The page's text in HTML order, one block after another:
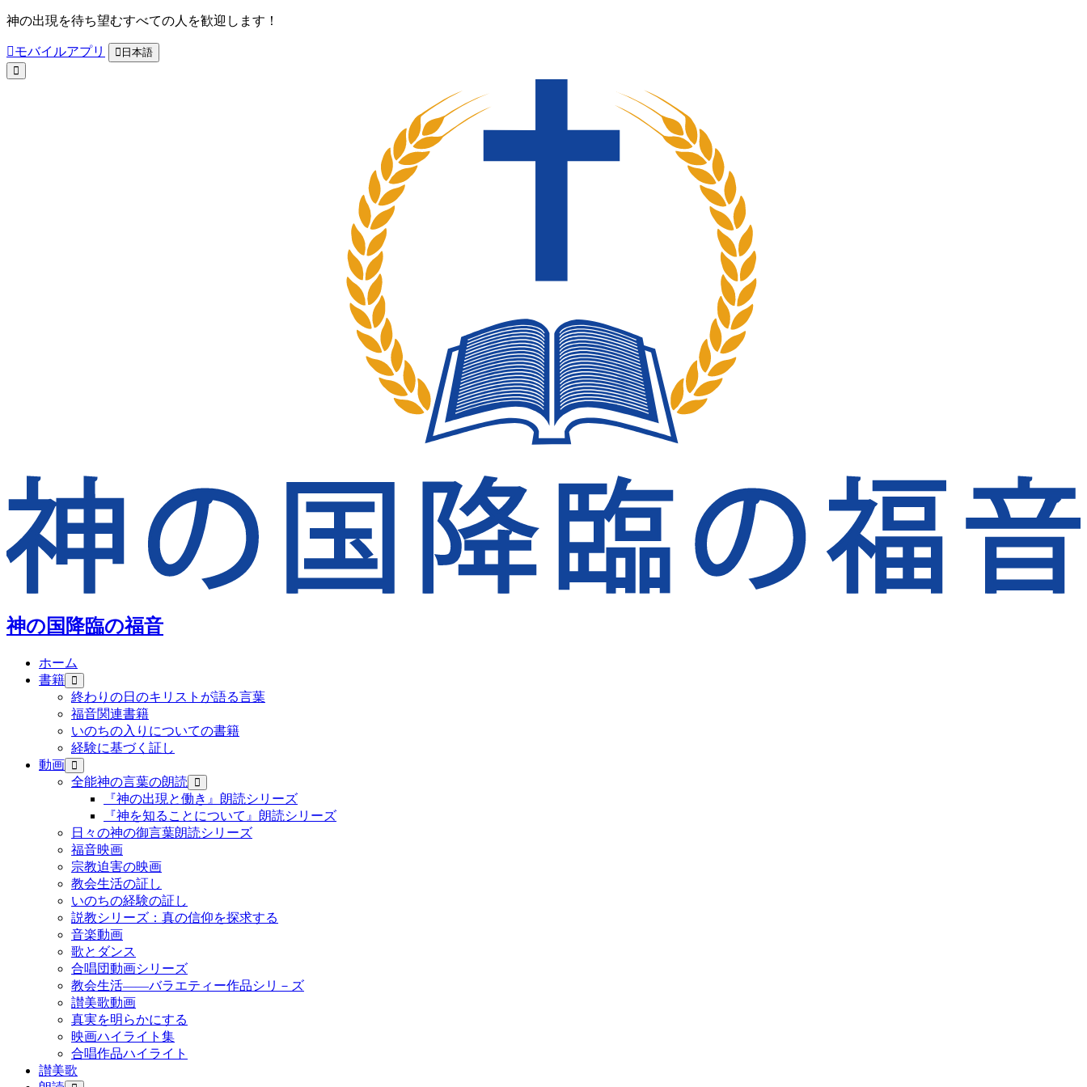
神の出現を待ち望むすべての人を歓迎します！
モバイルアプリ 日本語
神の国降臨の福音
ホーム
書籍
終わりの日のキリストが語る言葉
福音関連書籍
いのちの入りについての書籍
経験に基づく証し
動画
全能神の言葉の朗読
『神の出現と働き』朗読シリーズ
『神を知ることについて』朗読シリーズ
日々の神の御言葉朗読シリーズ
福音映画
宗教迫害の映画
教会生活の証し
いのちの経験の証し
説教シリーズ：真の信仰を探求する
音楽動画
歌とダンス
合唱団動画シリーズ
教会生活――バラエティー作品シリ－ズ
讃美歌動画
真実を明らかにする
映画ハイライト集
合唱作品ハイライト
讃美歌